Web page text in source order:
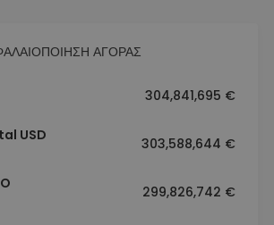
ΑΓΟΡΑΣ
304,841,695 €
USD
303,588,644 €
299,826,742 €